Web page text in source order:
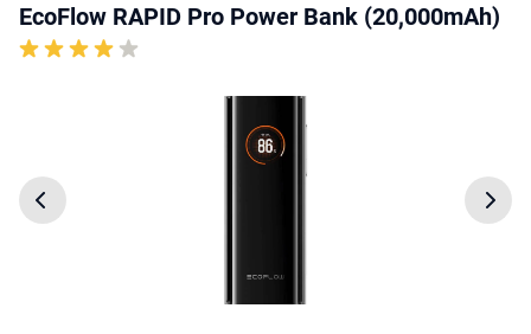
EcoFlow RAPID Pro Power Bank (20,000mAh)